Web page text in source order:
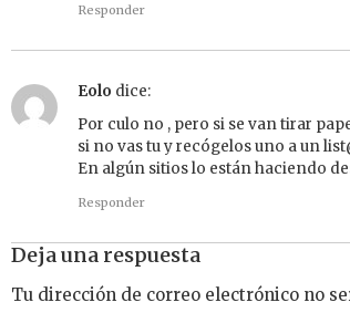
Responder
Eolo dice:
Por culo no , pero si se van tirar
si no vas tu y recógelos uno a un
En algún sitios lo están haciendo
Responder
Deja una respuesta
Tu dirección de correo electrónico no